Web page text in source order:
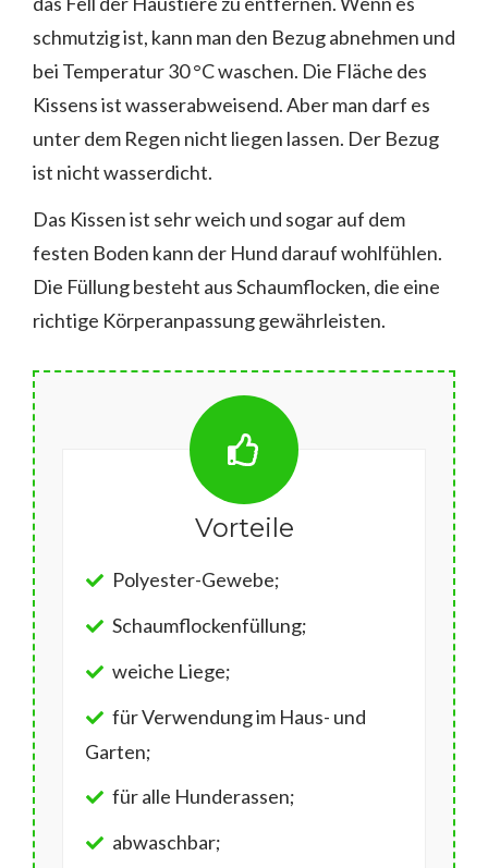
schmutzig ist, kann man den Bezug abnehmen und
bei Temperatur 30 °C waschen. Die Fläche des
Kissens ist wasserabweisend. Aber man darf es
unter dem Regen nicht liegen lassen. Der Bezug
ist nicht wasserdicht.
Das Kissen ist sehr weich und sogar auf dem
festen Boden kann der Hund darauf wohlfühlen.
Die Füllung besteht aus Schaumflocken, die eine
richtige Körperanpassung gewährleisten.
Vorteile
Polyester-Gewebe;
Schaumflockenfüllung;
weiche Liege;
für Verwendung im Haus- und
Garten;
für alle Hunderassen;
abwaschbar;